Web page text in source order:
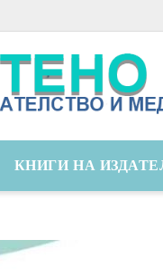
КНИГИ НА